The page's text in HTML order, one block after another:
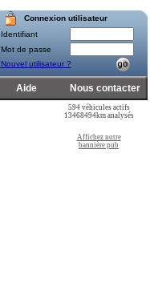
Connexion utilisateur
Identifiant
Mot de passe
Nouvel utilisateur ?
Aide Nous contacter
594 véhicules actifs
13468494km analysés
Affichez notre
bannière pub